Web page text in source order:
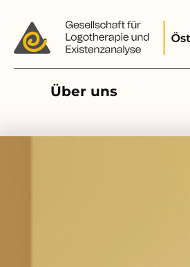
Über uns